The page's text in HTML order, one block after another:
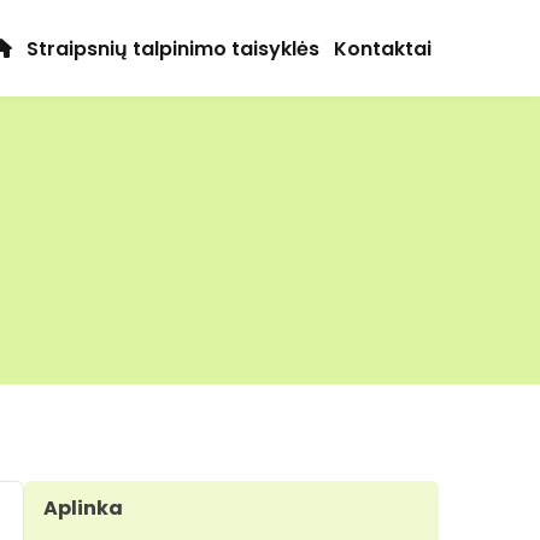
Straipsnių talpinimo taisyklės Kontaktai
Aplinka